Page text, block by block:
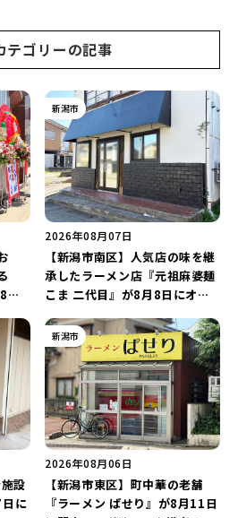
テゴリーの記事
日
新潟市
2026年08月07日
【新潟市南区】人気店の味を継
承したラーメン店『元祖麻婆麺
こま 二代目』が8月8日にオー
た「麻婆麺」を復刻♪
設
に
新潟市
2026年08月06日
【新潟市東区】町中華の老舗
『ラーメン ぱせり』が8月11日